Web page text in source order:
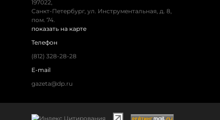
197022,
Санкт-Петербург, ул. Инструментальная, д. 8,
пом. 74.
показать на карте
Телефон
(812) 328-28-28
E-mail
gazeta@dp.ru